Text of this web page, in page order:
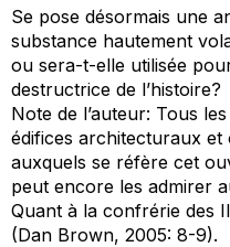
Se pose désormais une
substance hautement
ou sera-t-elle utilisée
destructrice de l’histoire?
Note de l’auteur: Tous
édifices architecturaux
auxquels se réfère cet
peut encore les admirer
Quant à la confrérie des
(Dan Brown, 2005: 8-9).